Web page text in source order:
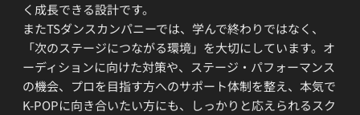
く成長できる設計です。
またTSダンスカンパニーでは、学んで終わりではなく、
「次のステージにつながる環境」を大切にしています。オ
ーディションに向けた対策や、ステージ・パフォーマンス
の機会、プロを目指す方へのサポート体制を整え、本気で
K-POPに向き合いたい方にも、しっかりと応えられるスク